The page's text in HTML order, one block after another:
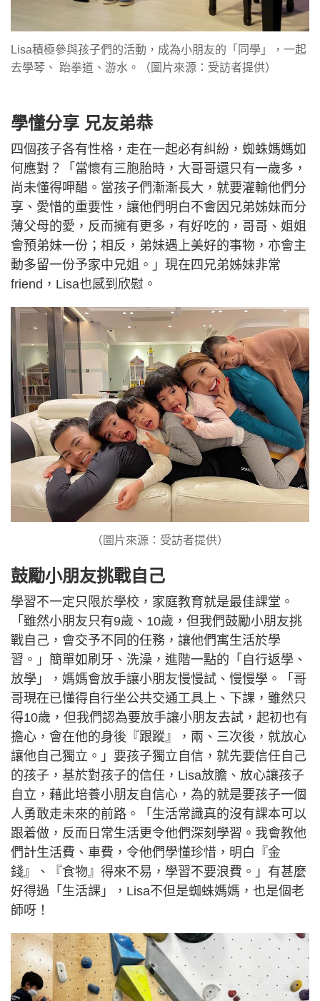
Lisa積極參與孩子們的活動，成為小朋友的「同學」，一起
去學琴、 跆拳道、游水。（圖片來源：受訪者提供）
學懂分享 兄友弟恭
四個孩子各有性格，走在一起必有糾紛，蜘蛛媽媽如
何應對？「當懷有三胞胎時，大哥哥還只有一歲多，
尚未懂得呷醋。當孩子們漸漸長大，就要灌輸他們分
享、愛惜的重要性，讓他們明白不會因兄弟姊妹而分
薄父母的愛，反而擁有更多，有好吃的，哥哥、姐姐
會預弟妹一份；相反，弟妹遇上美好的事物，亦會主
動多留一份予家中兄姐。」現在四兄弟姊妹非常
friend，Lisa也感到欣慰。
（圖片來源：受訪者提供）
鼓勵小朋友挑戰自己
學習不一定只限於學校，家庭教育就是最佳課堂。
「雖然小朋友只有9歲、10歲，但我們鼓勵小朋友挑
戰自己，會交予不同的任務，讓他們寓生活於學
習。」簡單如刷牙、洗澡，進階一點的「自行返學、
放學」，媽媽會放手讓小朋友慢慢試、慢慢學。「哥
哥現在已懂得自行坐公共交通工具上、下課，雖然只
得10歲，但我們認為要放手讓小朋友去試，起初也有
擔心，會在他的身後『跟蹤』，兩、三次後，就放心
讓他自己獨立。」要孩子獨立自信，就先要信任自己
的孩子，基於對孩子的信任，Lisa放膽、放心讓孩子
自立，藉此培養小朋友自信心，為的就是要孩子一個
人勇敢走未來的前路。「生活常識真的沒有課本可以
跟着做，反而日常生活更令他們深刻學習。我會教他
們計生活費、車費，令他們學懂珍惜，明白『金
錢』、『食物』得來不易，學習不要浪費。」有甚麼
好得過「生活課」，Lisa不但是蜘蛛媽媽，也是個老
師呀！